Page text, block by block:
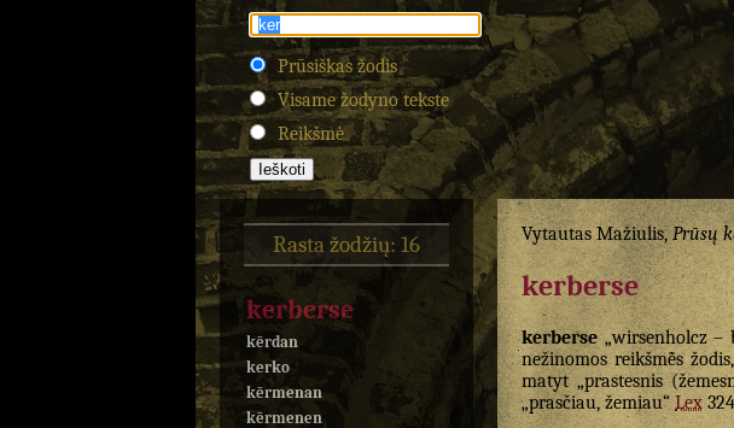
Prūsiškas žodis
Visame žodyno tekste
Reikšmė
Rasta žodžių: 16
kerberse
kērdan
kerko
kērmenan
kērmenen
Vytautas Mažiulis,Prūsų
kerberse
kerberse„wirsenholcz –
nežinomos reikšmė̃s
matyt „prastesnis
„prasčiau, žemiau“Lex